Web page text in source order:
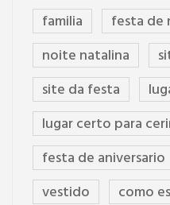
familia
festa de
noite natalina
site da festa
lugar certo para
festa de aniversario
vestido
como